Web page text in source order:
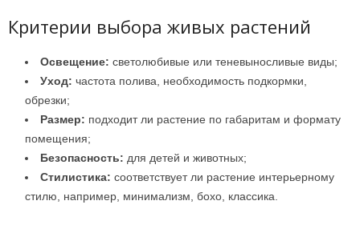
Критерии выбора живых растений
Освещение: светолюбивые или теневыносливые виды;
Уход: частота полива, необходимость подкормки,
обрезки;
Размер: подходит ли растение по габаритам и формату
помещения;
Безопасность: для детей и животных;
Стилистика: соответствует ли растение интерьерному
стилю, например, минимализм, бохо, классика.